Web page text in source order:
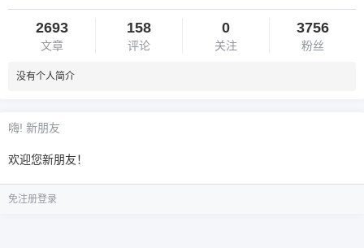
2693
文章
158
评论
0
关注
3756
粉丝
没有个人简介
嗨! 新朋友
欢迎您新朋友！
免注册登录